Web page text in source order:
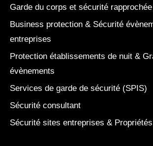
Garde du corps et sécurité rapprochée
Business protection & Sécurité
entreprises
Protection établissements de nuit &
évènements
Services de garde de sécurité (SPIS)
Sécurité consultant
Sécurité sites entreprises &